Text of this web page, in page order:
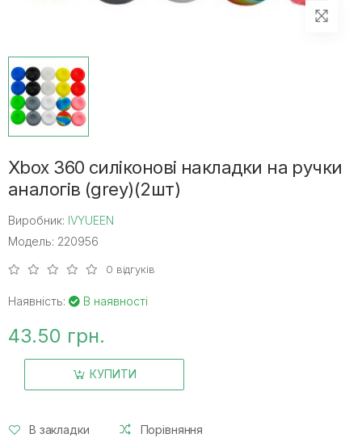
Xbox 360 силіконові накладки на ручки
аналогів (grey)(2шт)
Виробник: IVYUEEN
Модель: 220956
0 відгуків
Наявність: В наявності
43.50 грн.
КУПИТИ
В закладки Порівняння